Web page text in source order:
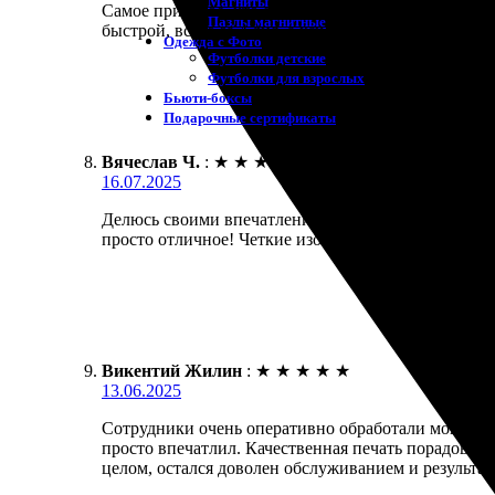
Пазлы магнитные
Одежда с Фото
Футболки детские
Футболки для взрослых
Бьюти-боксы
Подарочные сертификаты
Самое приятное, что я заказала настольные
быстрой, всего за 4 дня, а качество печати — на
Вячеслав Ч. : ★ ★ ★
16.07.2025
Делюсь своими впечатлениями. Заказал
просто отличное! Четкие изображения и яркие
Викентий Жилин : ★ ★ ★ ★ ★
13.06.2025
Сотрудники очень оперативно обработали мой
просто впечатлил. Качественная печать
целом, остался доволен обслуживанием и